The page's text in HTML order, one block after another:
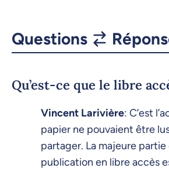
Questions
Qu’est-ce que le libre
Vincent Larivière: C’est
papier ne pouvaient être
partager. La majeure
publication en libre accès